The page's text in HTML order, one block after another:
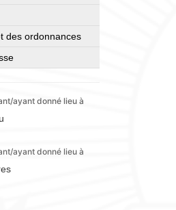
des ordonnances
ayant donné lieu à
ayant donné lieu à